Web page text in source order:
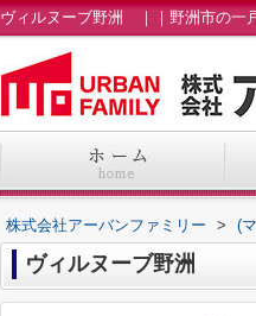
ヴィルヌーブ野洲 ｜｜野洲市の一
株式会社アーバンファミリー > (
ヴィルヌーブ野洲